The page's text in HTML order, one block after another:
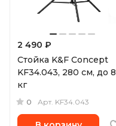
2 490 ₽
Стойка K&F Concept
KF34.043, 280 см, до 8
кг
0 Арт. KF34.043